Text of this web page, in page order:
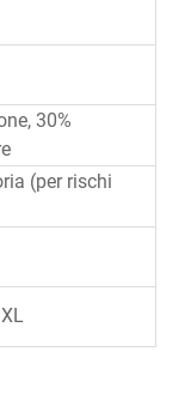
30%
(per rischi